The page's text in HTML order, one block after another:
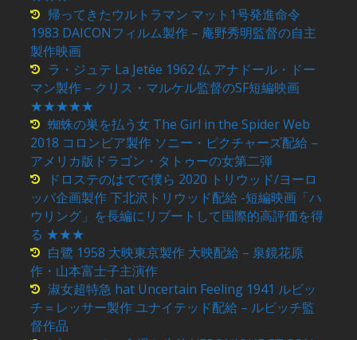
帰ってきたウルトラマン マット1号発進命令
1983 DAICONフィルム製作 – 庵野秀明監督の自主
製作映画
ラ・ジュテ La Jetée 1962 仏 アナドール・ドー
マン製作 – クリス・マルケル監督のSF短編映画
★★★★★
蜘蛛の巣を払う女 The Girl in the Spider Web
2018 コロンビア製作 ソニー・ピクチャーズ配給 –
アメリカ版ドラゴン・タトゥーの女第二弾
ドロステのはてで僕ら 2020 トリウッド/ヨーロ
ッパ企画製作 下北沢トリウッド配給 -短編映画「ハ
ウリング」を長編にリブートして国際的高評価を得
る ★★★
白鷺 1958 大映東京製作 大映配給 – 泉鏡花原
作・山本富士子主演作
淑女超特急 hat Uncertain Feeling 1941 ルビッ
チ＝レッサー製作 ユナイテッド配給 – ルビッチ監
督作品